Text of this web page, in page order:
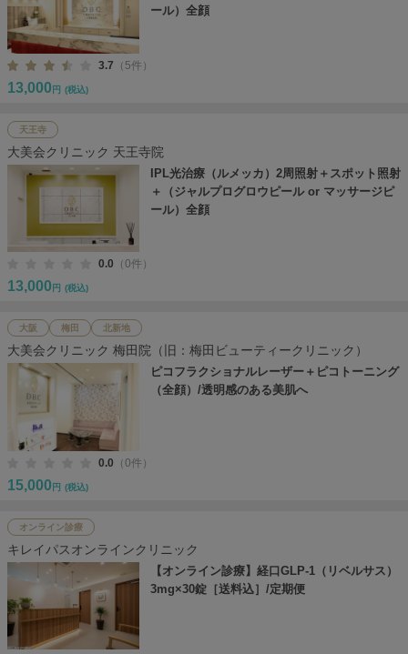
ール）全顔
3.7 （5件）
13,000 円 (税込)
天王寺
大美会クリニック 天王寺院
IPL光治療（ルメッカ）2周照射＋スポット照射
＋（ジャルプログロウピール or マッサージピ
ール）全顔
0.0 （0件）
13,000 円 (税込)
大阪 梅田 北新地
大美会クリニック 梅田院（旧：梅田ビューティークリニック）
ピコフラクショナルレーザー＋ピコトーニング
（全顔）/透明感のある美肌へ
0.0 （0件）
15,000 円 (税込)
オンライン診療
キレイパスオンラインクリニック
【オンライン診療】経口GLP-1（リベルサス）
3mg×30錠［送料込］/定期便